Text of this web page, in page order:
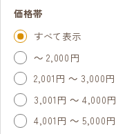
価格帯
すべて表示
～ 2,000円
2,001円 ～ 3,000円
3,001円 ～ 4,000円
4,001円 ～ 5,000円